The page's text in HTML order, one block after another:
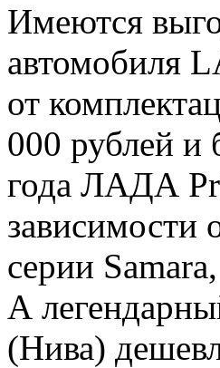
Имеются
автомобиля
от
000 рублей и
года ЛАДА
зависимости
серии
А
(Нива)